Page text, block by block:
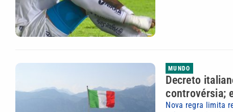
MUNDO
Decreto
controvérsia;
Nova regra limita